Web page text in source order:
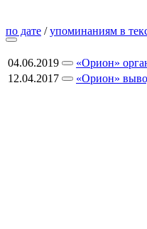
по дате /упоминаниям в
04.06.2019
«Орион»
12.04.2017
«Орион»